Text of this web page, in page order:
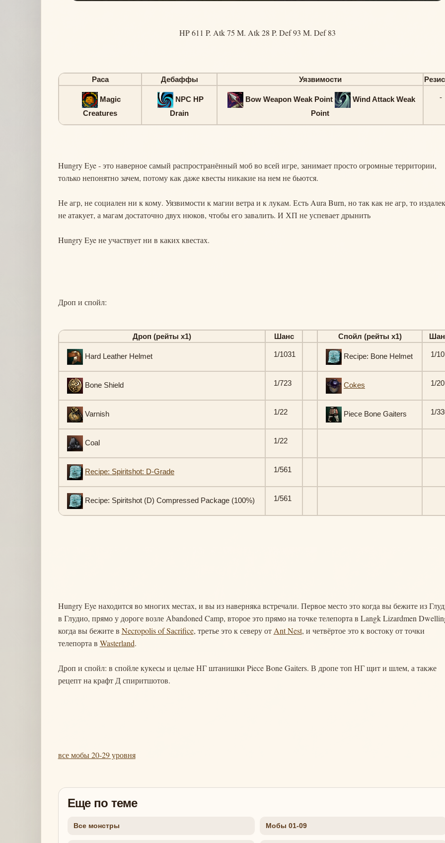
HP 611 P. Atk 75 M. Atk 28 P. Def 93 M. Def 83
Раса Дебаффы Уязвимости
Magic
Creatures
NPC HP
Drain
Bow Weapon Weak Point
Wind Attack Weak
Point
-
Hungry Eye - это наверное самый распространённый моб во всей игре, занимает просто огромные территории,
только непонятно зачем, потому как даже квесты никакие на нем не бьются.
Не агр, не социален ни к кому. Уязвимости к магии ветра и к лукам. Есть Aura Burn, но так как не агр, то
не атакует, а магам достаточно двух нюков, чтобы его завалить. И ХП не успевает дрынить
Hungry Eye не участвует ни в каких квестах.
Дроп и спойл:
Дроп (рейты х1) Шанс Спойл (рейты х1)
Hard Leather Helmet 1/1031 Recipe: Bone Helmet 1/10
Bone Shield 1/723 Cokes 1/20
Varnish 1/22 Piece Bone Gaiters 1/
Coal 1/22
Recipe: Spiritshot: D-Grade 1/561
Recipe: Spiritshot (D) Compressed Package (100%) 1/561
Hungry Eye находится во многих местах, и вы из наверняка встречали. Первое место это когда вы бежите из
в Глудио, прямо у дороге возле Abandoned Camp, второе это прямо на точке телепорта в Langk Lizardmen
когда вы бежите в Necropolis of Sacrifice, третье это к северу от Ant Nest, и четвёртое это к востоку от точки
телепорта в Wasterland.
Дроп и спойл: в спойле кукесы и целые НГ штанишки Piece Bone Gaiters. В дропе топ НГ щит и шлем, а также
рецепт на крафт Д спиритшотов.
все мобы 20-29 уровня
Еще по теме
Все монстры Мобы 01-09